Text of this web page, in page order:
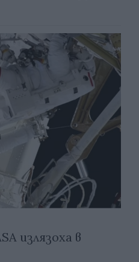
излязоха в